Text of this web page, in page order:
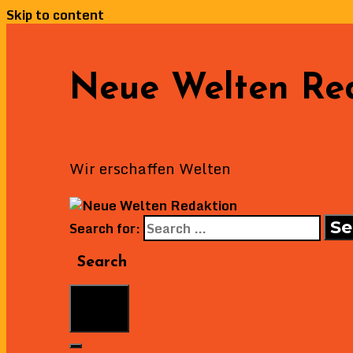
Skip to content
Neue Welten
Wir erschaffen Welten
Search for:
Search